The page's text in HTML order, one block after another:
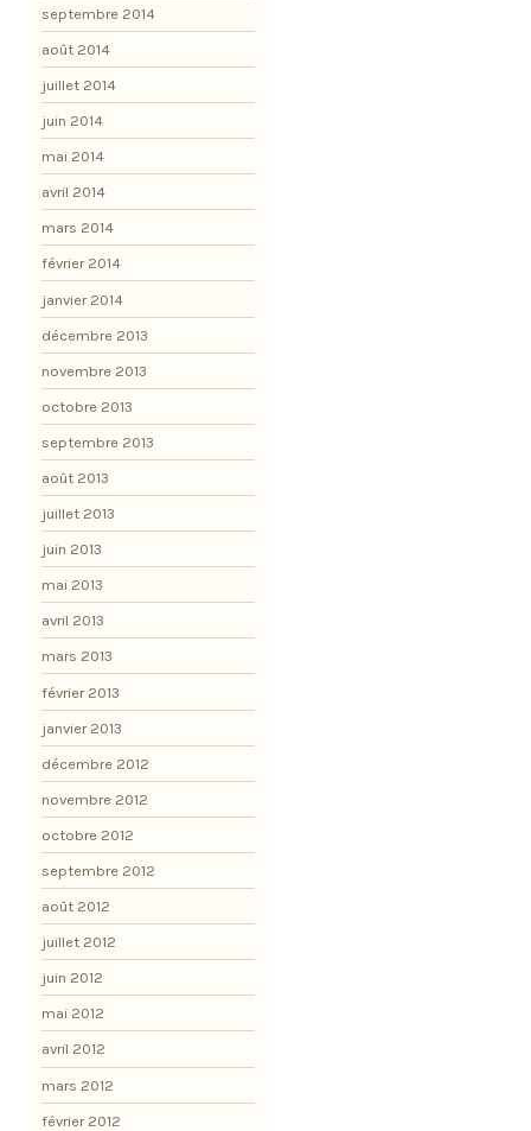
septembre 2014
août 2014
juillet 2014
juin 2014
mai 2014
avril 2014
mars 2014
février 2014
janvier 2014
décembre 2013
novembre 2013
octobre 2013
septembre 2013
août 2013
juillet 2013
juin 2013
mai 2013
avril 2013
mars 2013
février 2013
janvier 2013
décembre 2012
novembre 2012
octobre 2012
septembre 2012
août 2012
juillet 2012
juin 2012
mai 2012
avril 2012
mars 2012
février 2012